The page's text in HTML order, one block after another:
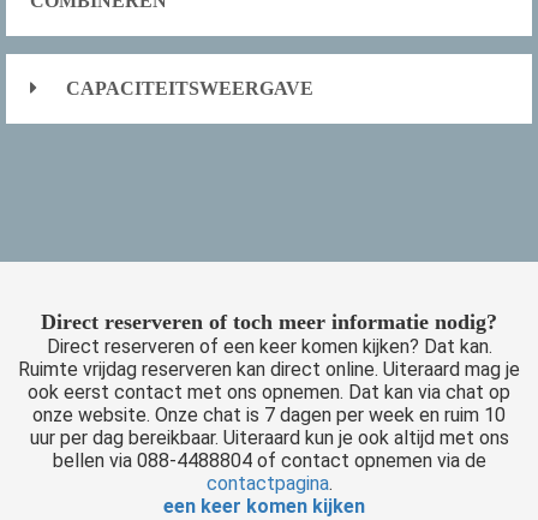
CAPACITEITSWEERGAVE
Direct reserveren of toch meer informatie nodig?
Direct reserveren of een keer komen kijken? Dat kan.
Ruimte vrijdag reserveren kan direct online. Uiteraard mag je
ook eerst contact met ons opnemen. Dat kan via chat op
onze website. Onze chat is 7 dagen per week en ruim 10
uur per dag bereikbaar. Uiteraard kun je ook altijd met ons
bellen via 088-4488804 of contact opnemen via de
contactpagina.
een keer komen kijken